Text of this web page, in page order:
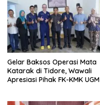
Gelar Baksos Operasi Mata
Katarak di Tidore, Wawali
Apresiasi Pihak FK-KMK UGM